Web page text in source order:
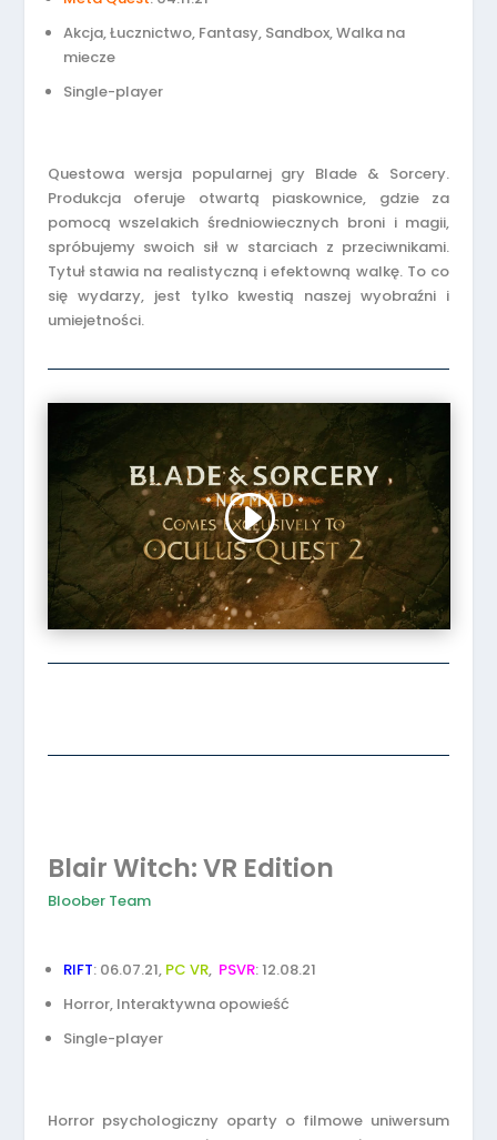
Akcja, Łucznictwo, Fantasy, Sandbox, Walka na
miecze
Single-player
Questowa wersja popularnej gry Blade & Sorcery.
Produkcja oferuje otwartą piaskownice, gdzie za
pomocą wszelakich średniowiecznych broni i magii,
spróbujemy swoich sił w starciach z przeciwnikami.
Tytuł stawia na realistyczną i efektowną walkę. To co
się wydarzy, jest tylko kwestią naszej wyobraźni i
umiejetności.
Blair Witch: VR Edition
Bloober Team
RIFT: 06.07.21, PC VR, PSVR: 12.08.21
Horror, Interaktywna opowieść
Single-player
Horror psychologiczny oparty o filmowe uniwersum